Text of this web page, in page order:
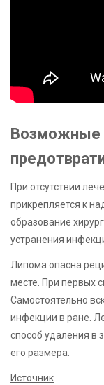
Возможные
При отсутствии
прикрепляется к
образование
устранения
Липома опасна
месте. При первых
Самостоятельно
инфекции в ране.
способ удаления в
его размера.
Источник